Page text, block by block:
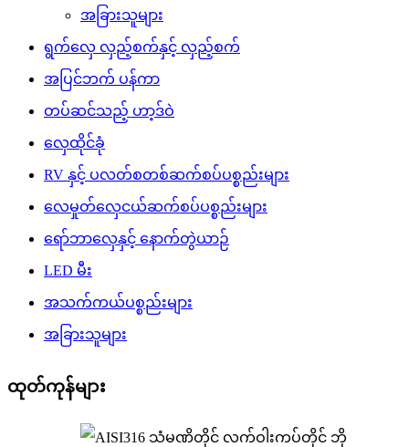
အခြားသူများ
ရွက်လှေ လှည့်စက်နှင့် လှည့်စက်
အပြင်ဘက် ပန်ကာ
တပ်ဆင်သည့် ဟာ့ဒ်ဝဲ
လှေထိုင်ခုံ
RV နှင့် ပလတ်စတစ်ဆက်စပ်ပစ္စည်းများ
လေမှုတ်လှေငယ်ဆက်စပ်ပစ္စည်းများ
ရော်ဘာလှေနှင့် နောက်တွဲယာဉ်
LED မီး
အသက်ကယ်ပစ္စည်းများ
အခြားသူများ
ထုတ်ကုန်များ